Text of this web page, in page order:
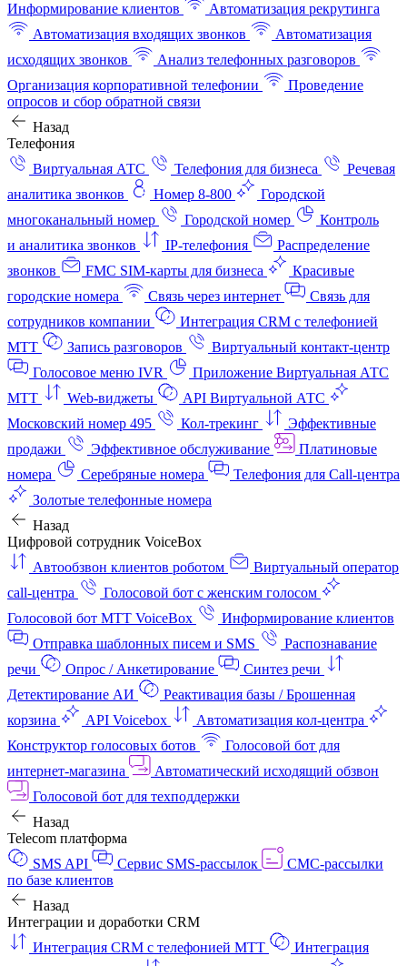
Информирование клиентов
Автоматизация рекрутинга
Автоматизация входящих звонков
Автоматизация
исходящих звонков
Анализ телефонных разговоров
Организация корпоративной телефонии
Проведение
опросов и сбор обратной связи
Назад
Телефония
Виртуальная АТС
Телефония для бизнеса
Речевая
аналитика звонков
Номер 8-800
Городской
многоканальный номер
Городской номер
Контроль
и аналитика звонков
IP-телефония
Распределение
звонков
FMC SIM-карты для бизнеса
Красивые
городские номера
Связь через интернет
Связь для
сотрудников компании
Интеграция CRM с телефонией
МТТ
Запись разговоров
Виртуальный контакт‑центр
Голосовое меню IVR
Приложение Виртуальная АТС
МТТ
Web-виджеты
API Виртуальной АТС
Московский номер 495
Кол-трекинг
Эффективные
продажи
Эффективное обслуживание
Платиновые
номера
Серебряные номера
Телефония для Call-центра
Золотые телефонные номера
Назад
Цифровой сотрудник VoiceBox
Автообзвон клиентов роботом
Виртуальный оператор
call-центра
Голосовой бот с женским голосом
Голосовой бот МТТ VoiceBox
Информирование клиентов
Отправка шаблонных писем и SMS
Распознавание
речи
Опрос / Анкетирование
Синтез речи
Детектирование АИ
Реактивация базы / Брошенная
корзина
API Voicebox
Автоматизация кол‑центра
Конструктор голосовых ботов
Голосовой бот для
интернет‑магазина
Автоматический исходящий обзвон
Голосовой бот для техподдержки
Назад
Telecom платформа
SMS API
Сервис SMS-рассылок
СМС-рассылки
по базе клиентов
Назад
Интеграции и доработки CRM
Интеграция CRM с телефонией МТТ
Интеграция